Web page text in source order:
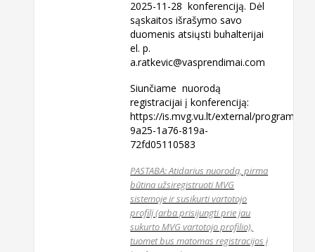
2025-11-28 konferenciją. Dėl
sąskaitos išrašymo savo
duomenis atsiųsti buhalterijai
el. p.
a.ratkevic@vasprendimai.com
Siunčiame nuorodą
registracijai į konferenciją:
https://is.mvg.vu.lt/external/program/
9a25-1a76-819a-
72fd05110583
PASTABA: Atidarius nuorodą, pirma
būtina užsiregistruoti MVG
sistemoje ir susikurti vartotojo
profilį (arba prisijungti prie jau
sukurto MVG vartotojo profilio),
tuomet bus matomas registracijos į